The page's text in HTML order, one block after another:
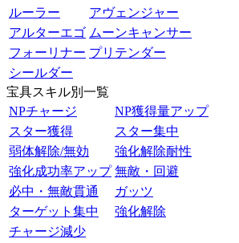
ルーラー
アヴェンジャー
アルターエゴ ムーンキャンサー
フォーリナー プリテンダー
シールダー
宝具スキル別一覧
NPチャージ
NP獲得量アップ
スター獲得
スター集中
弱体解除/無効
強化解除耐性
強化成功率アップ 無敵・回避
必中・無敵貫通
ガッツ
ターゲット集中
強化解除
チャージ減少